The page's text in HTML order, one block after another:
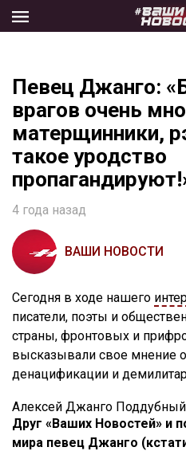
the
Певец Джанго:
врагов очень
матерщинники,
такое уродство
4 года назад
ВАШИ НОВОСТИ
Сегодня в ходе нашего
писатели, поэты и
страны, фронтовых и
высказывали свое мнение
денацификации и
Алексей Джанго
Друг «Ваших Новостей» и
мира певец Джанго